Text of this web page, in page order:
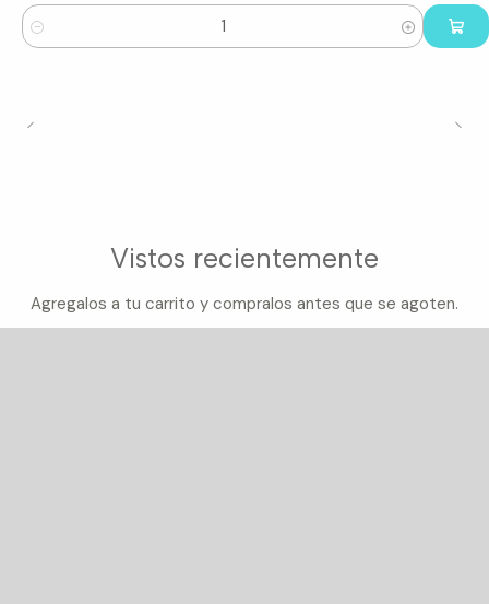
Cantidad
Vistos recientemente
Agregalos a tu carrito y compralos antes que se agoten.